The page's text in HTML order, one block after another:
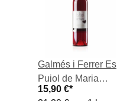
Galmés i Ferrer Es
Pujol de Maria
Rosat de Cor, Vino
15,90 €*